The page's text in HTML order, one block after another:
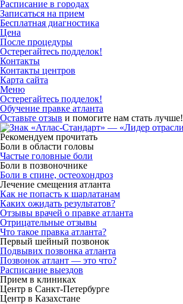
Расписание в городах
Записаться на прием
Бесплатная диагностика
Цена
После процедуры
Остерегайтесь подделок!
Контакты
Контакты центров
Карта сайта
Меню
Остерегайтесь подделок!
Обучение правке атланта
Оставьте отзыв и помогите нам стать лучше!
Рекомендуем прочитать
Боли в области головы
Частые головные боли
Боли в позвоночнике
Боли в спине, остеохондроз
Лечение смещения атланта
Как не попасть к шарлатанам
Каких ожидать результатов?
Отзывы врачей о правке атланта
Отрицательные отзывы
Что такое правка атланта?
Первый шейный позвонок
Подвывих позвонка атланта
Позвонок атлант — это что?
Расписание выездов
Прием в клиниках
Центр в Санкт-Петербурге
Центр в Казахстане